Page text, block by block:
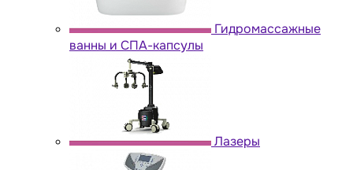
Гидромассажные
ванны и СПА-капсулы
Лазеры